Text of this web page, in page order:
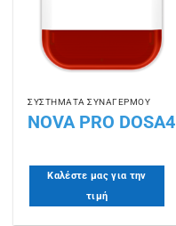
ΣΥΣΤΗΜΑΤΑ ΣΥΝΑΓΕΡΜΟΥ
NOVA PRO DOSA4
Καλέστε μας για την
τιμή